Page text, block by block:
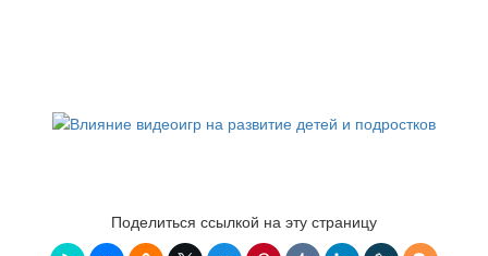
Поделиться ссылкой на эту страницу